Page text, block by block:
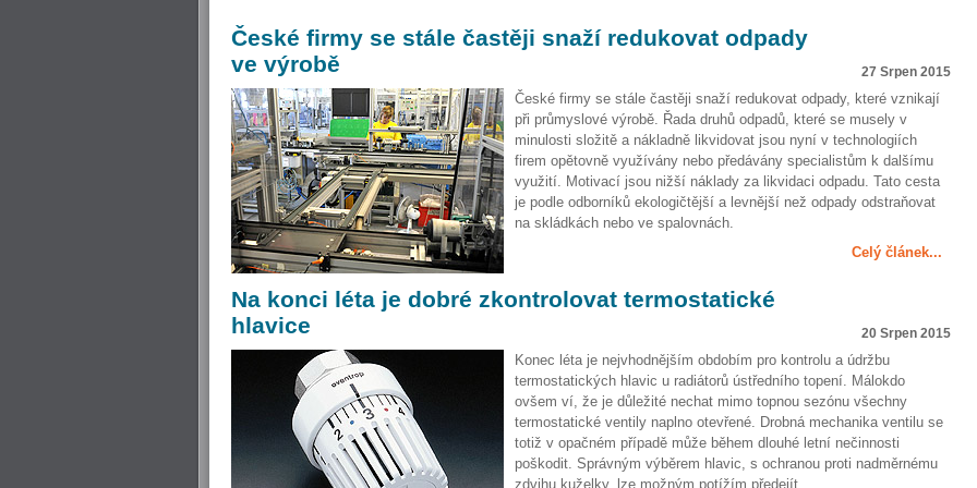
České firmy se stále častěji snaží redukovat odpady
ve výrobě
27 Srpen 2015
České firmy se stále častěji snaží redukovat odpady, které vznikají
při průmyslové výrobě. Řada druhů odpadů, které se musely v
minulosti složitě a nákladně likvidovat jsou nyní v technologiích
firem opětovně využívány nebo předávány specialistům k dalšímu
využití. Motivací jsou nižší náklady za likvidaci odpadu. Tato cesta
je podle odborníků ekologičtější a levnější než odpady odstraňovat
na skládkách nebo ve spalovnách.
Celý článek...
Na konci léta je dobré zkontrolovat termostatické
hlavice
20 Srpen 2015
Konec léta je nejvhodnějším obdobím pro kontrolu a údržbu
termostatických hlavic u radiátorů ústředního topení. Málokdo
ovšem ví, že je důležité nechat mimo topnou sezónu všechny
termostatické ventily naplno otevřené. Drobná mechanika ventilu se
totiž v opačném případě může během dlouhé letní nečinnosti
poškodit. Správným výběrem hlavic, s ochranou proti nadměrnému
zdvihu kuželky, lze možným potížím předejít.